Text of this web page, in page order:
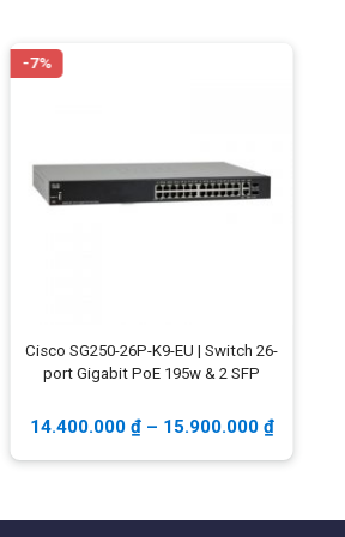
220V=16.34W
1.56 kg (3.43 lb)
-7%
Cisco SG250-26P-K9-EU | Switch 26-
port Gigabit PoE 195w & 2 SFP
14.400.000 ₫– 15.900.000 ₫